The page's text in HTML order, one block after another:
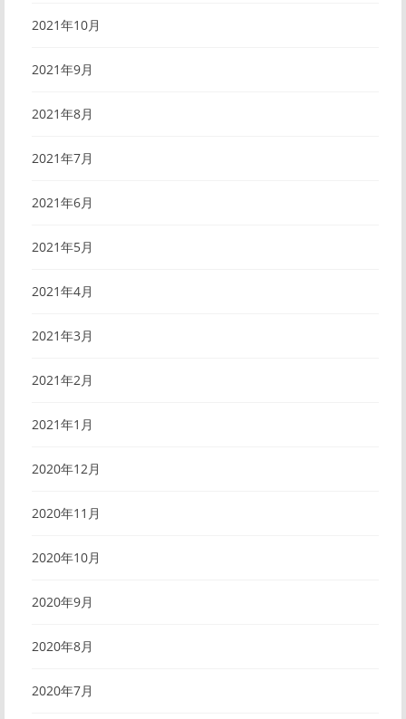
2021年10月
2021年9月
2021年8月
2021年7月
2021年6月
2021年5月
2021年4月
2021年3月
2021年2月
2021年1月
2020年12月
2020年11月
2020年10月
2020年9月
2020年8月
2020年7月